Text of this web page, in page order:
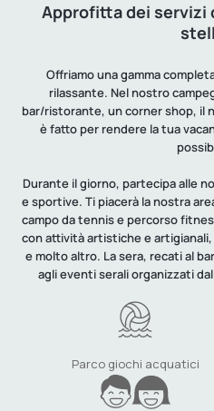
Approfitta dei servizi
Offriamo una gamma
rilassante. Nel nostro
bar/ristorante, un corner shop, il
è fatto per rendere la tua
Durante il giorno, partecipa alle
e sportive. Ti piacerà la nostra
campo da tennis e percorso
con attività artistiche e
e molto altro. La sera, recati al
agli eventi serali organizzati
Parco giochi acquatici